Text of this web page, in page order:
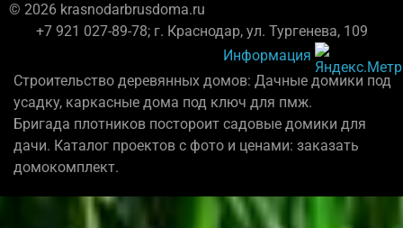
© 2026 krasnodarbrusdoma.ru
+7 921 027-89-78; г. Краснодар, ул. Тургенева, 109
Информация
Строительство деревянных домов: Дачные домики под
усадку, каркасные дома под ключ для пмж.
Бригада плотников постороит садовые домики для
дачи. Каталог проектов с фото и ценами: заказать
домокомплект.